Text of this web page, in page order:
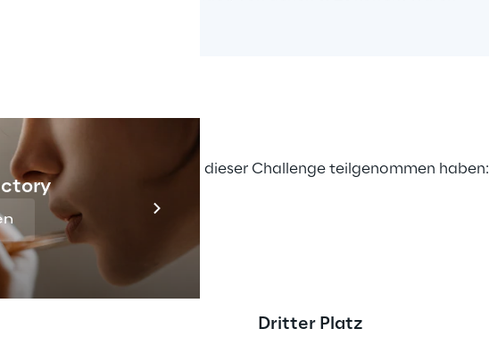
Teams, die an dieser Challenge teilgenommen haben:
Eins
PTB
Dritter Platz